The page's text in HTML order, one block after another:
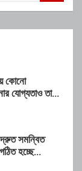
কোনো
যোগ্যতাও তাদের
দ্রুত সমন্বিত
হচ্ছে